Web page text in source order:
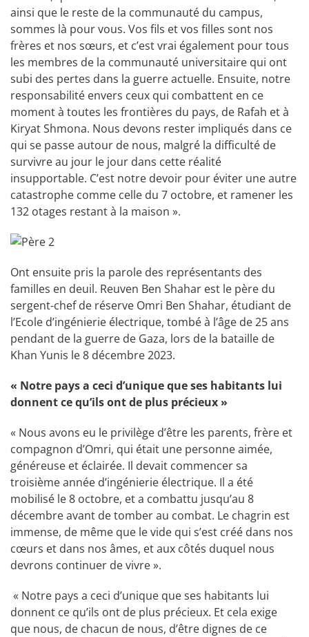
ainsi que le reste de la communauté du campus,
sommes là pour vous. Vos fils et vos filles sont nos
frères et nos sœurs, et c’est vrai également pour tous
les membres de la communauté universitaire qui ont
subi des pertes dans la guerre actuelle. Ensuite, notre
responsabilité envers ceux qui combattent en ce
moment à toutes les frontières du pays, de Rafah et à
Kiryat Shmona. Nous devons rester impliqués dans ce
qui se passe autour de nous, malgré la difficulté de
survivre au jour le jour dans cette réalité
insupportable. C’est notre devoir pour éviter une autre
catastrophe comme celle du 7 octobre, et ramener les
132 otages restant à la maison ».
Ont ensuite pris la parole des représentants des
familles en deuil. Reuven Ben Shahar est le père du
sergent-chef de réserve Omri Ben Shahar, étudiant de
l’Ecole d’ingénierie électrique, tombé à l’âge de 25 ans
pendant de la guerre de Gaza, lors de la bataille de
Khan Yunis le 8 décembre 2023.
« Notre pays a ceci d’unique que ses habitants lui
donnent ce qu’ils ont de plus précieux »
« Nous avons eu le privilège d’être les parents, frère et
compagnon d’Omri, qui était une personne aimée,
généreuse et éclairée. Il devait commencer sa
troisième année d’ingénierie électrique. Il a été
mobilisé le 8 octobre, et a combattu jusqu’au 8
décembre avant de tomber au combat. Le chagrin est
immense, de même que le vide qui s’est créé dans nos
cœurs et dans nos âmes, et aux côtés duquel nous
devrons continuer de vivre ».
« Notre pays a ceci d’unique que ses habitants lui
donnent ce qu’ils ont de plus précieux. Et cela exige
que nous, de chacun de nous, d’être dignes de ce